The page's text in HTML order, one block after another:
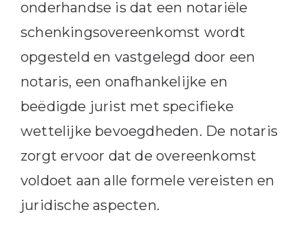
onderhandse is dat een notariële
schenkingsovereenkomst wordt
opgesteld en vastgelegd door een
notaris, een onafhankelijke en
beëdigde jurist met specifieke
wettelijke bevoegdheden. De notaris
zorgt ervoor dat de overeenkomst
voldoet aan alle formele vereisten en
juridische aspecten.